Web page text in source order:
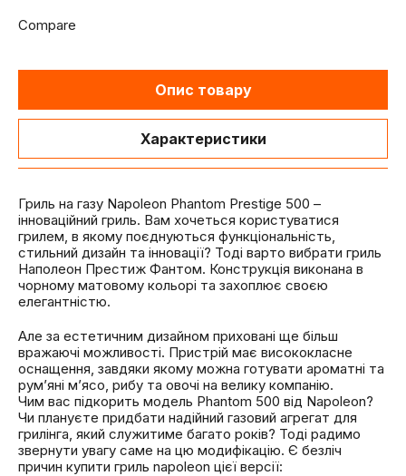
Compare
Опис товару
Характеристики
Гриль на газу Napoleon Phantom Prestige 500 –
інноваційний гриль. Вам хочеться користуватися
грилем, в якому поєднуються функціональність,
стильний дизайн та інновації? Тоді варто вибрати гриль
Наполеон Престиж Фантом. Конструкція виконана в
чорному матовому кольорі та захоплює своєю
елегантністю.
Але за естетичним дизайном приховані ще більш
вражаючі можливості. Пристрій має висококласне
оснащення, завдяки якому можна готувати ароматні та
рум’яні м’ясо, рибу та овочі на велику компанію.
Чим вас підкорить модель Phantom 500 від Napoleon?
Чи плануєте придбати надійний газовий агрегат для
грилінга, який служитиме багато років? Тоді радимо
звернути увагу саме на цю модифікацію. Є безліч
причин купити гриль napoleon цієї версії: